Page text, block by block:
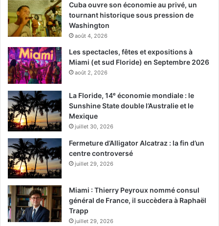
Cuba ouvre son économie au privé, un
tournant historique sous pression de
Washington
août 4, 2026
Les spectacles, fêtes et expositions à
Miami (et sud Floride) en Septembre 2026
août 2, 2026
La Floride, 14ᵉ économie mondiale : le
Sunshine State double l’Australie et le
Mexique
juillet 30, 2026
Fermeture d’Alligator Alcatraz : la fin d’un
centre controversé
juillet 29, 2026
Miami : Thierry Peyroux nommé consul
général de France, il succèdera à Raphaël
Trapp
juillet 29, 2026